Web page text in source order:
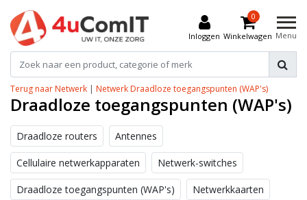
Inloggen
0
Winkelwagen Menu
Terug naar Netwerk | Netwerk Draadloze toegangspunten (WAP's)
Draadloze toegangspunten (WAP's)
Draadloze routers Antennes
Cellulaire netwerkapparaten Netwerk-switches
Draadloze toegangspunten (WAP's) Netwerkkaarten